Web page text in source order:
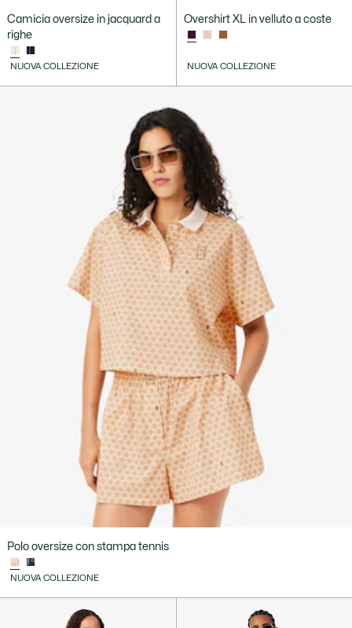
Camicia oversize in jacquard a
righe
NUOVA COLLEZIONE
Overshirt XL in velluto a coste
NUOVA COLLEZIONE
Polo oversize con stampa tennis
NUOVA COLLEZIONE